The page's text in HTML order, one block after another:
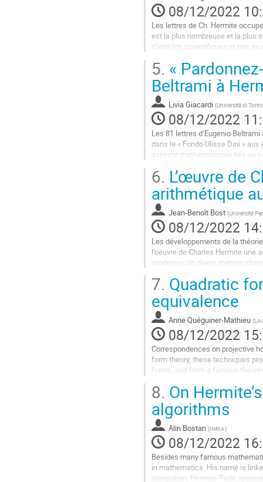
de
la
contribution
08/12/2022
Les lettres de Ch. Hermite
est la plus nombreuse et la plus
d’intérêts scientifiques et pas
Dans cet exposé, il est montré
Aller
à
la
page
de
la
contribution
5. «
Beltrami à
Livia Giacardi (Università di
08/12/2022
Les 81 lettres d’Eugenio
dans le « Fondo Ulisse Dini »
aspects mathématiques liés au
Aller
à
la
page
de
la
contribution
6. L’œuvre de
arithmétique
Jean-Benoît Bost (Université
08/12/2022
Les développements de la
l’oeuvre de Charles Hermite
modernes de divers thèmes
Aller
à
la
page
de
la
contribution
7. Quadratic
equivalence
Anne Quéguiner-Mathieu (
08/12/2022
Correspondences on projective
form theory, these techniques
forms, and from a famous
Aller
à
la
page
de
la
contribution
8. On
algorithms
Alin Bostan (INRIA)
08/12/2022
Besides many famous
in mathematics. His name is
integration, Hermite-Padé